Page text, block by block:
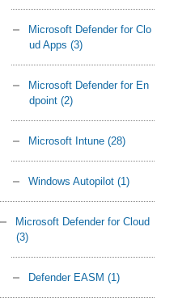
Microsoft Defender for Clo
ud Apps (3)
Microsoft Defender for En
dpoint (2)
Microsoft Intune (28)
Windows Autopilot (1)
Microsoft Defender for Cloud
(3)
Defender EASM (1)